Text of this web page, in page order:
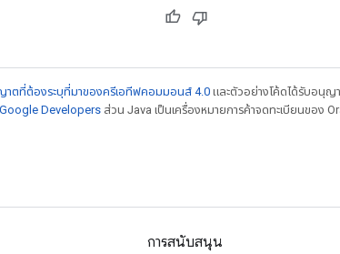
าตที่ต้องระบุที่มาของครีเอทีฟคอมมอนส์ 4.0และตัวอย่างโค้ดได้รับอนุญ
Google Developers ส่วน Java เป็นเครื่องหมายการค้าจดทะเบียนของ
การสนับสนุน